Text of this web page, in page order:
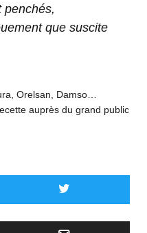
penchés,
que suscite
Orelsan, Damso…
auprès du grand public